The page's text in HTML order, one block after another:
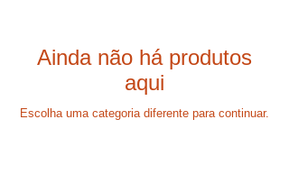
Ainda não há produtos
aqui
Escolha uma categoria diferente para continuar.